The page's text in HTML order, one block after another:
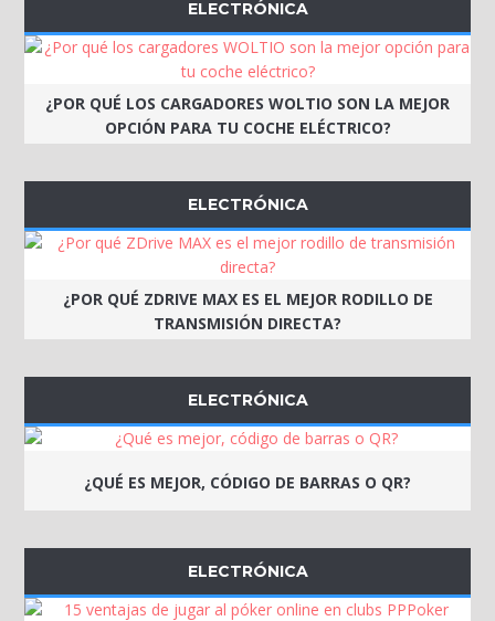
ELECTRÓNICA
¿POR QUÉ LOS CARGADORES WOLTIO SON LA MEJOR
OPCIÓN PARA TU COCHE ELÉCTRICO?
ELECTRÓNICA
¿POR QUÉ ZDRIVE MAX ES EL MEJOR RODILLO DE
TRANSMISIÓN DIRECTA?
ELECTRÓNICA
¿QUÉ ES MEJOR, CÓDIGO DE BARRAS O QR?
ELECTRÓNICA